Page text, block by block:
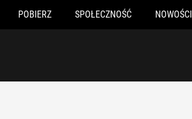
POBIERZ SPOŁECZNOŚĆ NOWOŚCI